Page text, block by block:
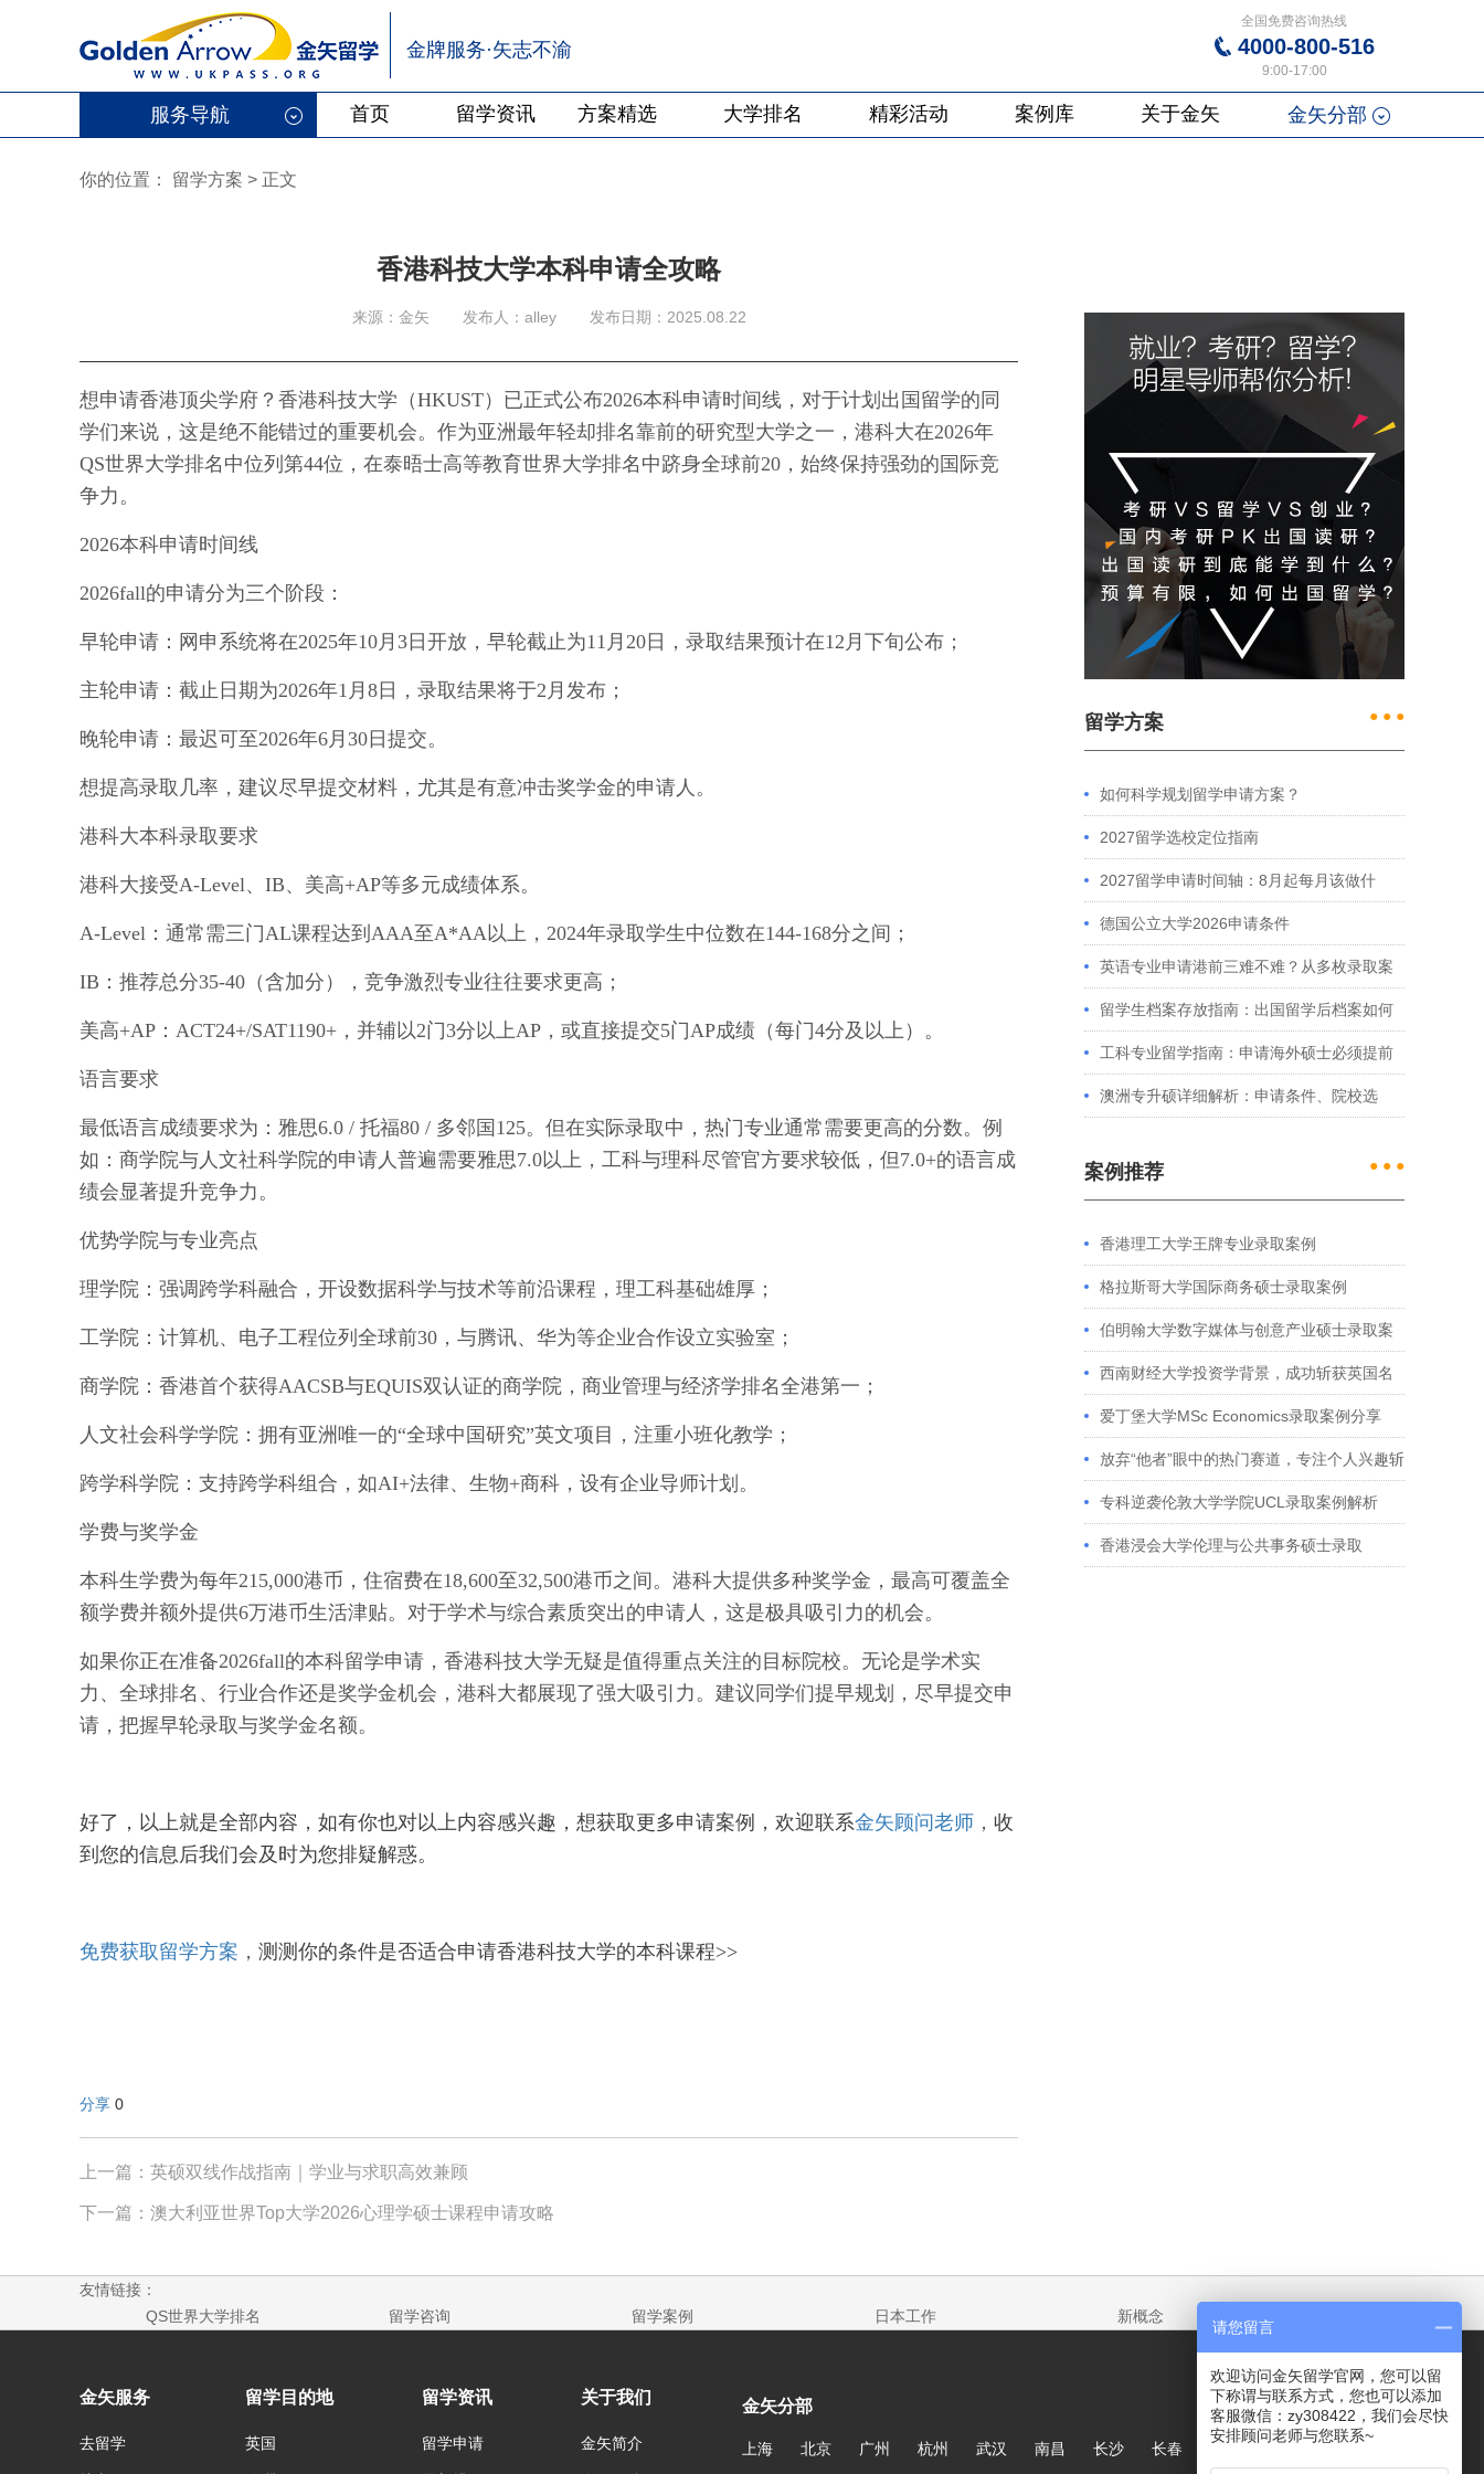
金牌服务·矢志不渝
全国免费咨询热线
4000-800-516
9:00-17:00
服务导航 首页 留学资讯 方案精选 大学排名 精彩活动 案例库 关于金矢 金矢分部
你的位置： 留学方案 > 正文
香港科技大学本科申请全攻略
来源：金矢 发布人：alley 发布日期：2025.08.22
想申请香港顶尖学府？香港科技大学（HKUST）已正式公布2026本科申请时间线，对于计划出国留学的同
学们来说，这是绝不能错过的重要机会。作为亚洲最年轻却排名靠前的研究型大学之一，港科大在2026年
QS世界大学排名中位列第44位，在泰晤士高等教育世界大学排名中跻身全球前20，始终保持强劲的国际竞
争力。
2026本科申请时间线
2026fall的申请分为三个阶段：
早轮申请：网申系统将在2025年10月3日开放，早轮截止为11月20日，录取结果预计在12月下旬公布；
主轮申请：截止日期为2026年1月8日，录取结果将于2月发布；
晚轮申请：最迟可至2026年6月30日提交。
想提高录取几率，建议尽早提交材料，尤其是有意冲击奖学金的申请人。
港科大本科录取要求
港科大接受A-Level、IB、美高+AP等多元成绩体系。
A-Level：通常需三门AL课程达到AAA至A*AA以上，2024年录取学生中位数在144-168分之间；
IB：推荐总分35-40（含加分），竞争激烈专业往往要求更高；
美高+AP：ACT24+/SAT1190+，并辅以2门3分以上AP，或直接提交5门AP成绩（每门4分及以上）。
语言要求
最低语言成绩要求为：雅思6.0 / 托福80 / 多邻国125。但在实际录取中，热门专业通常需要更高的分数。例
如：商学院与人文社科学院的申请人普遍需要雅思7.0以上，工科与理科尽管官方要求较低，但7.0+的语言成
绩会显著提升竞争力。
优势学院与专业亮点
理学院：强调跨学科融合，开设数据科学与技术等前沿课程，理工科基础雄厚；
工学院：计算机、电子工程位列全球前30，与腾讯、华为等企业合作设立实验室；
商学院：香港首个获得AACSB与EQUIS双认证的商学院，商业管理与经济学排名全港第一；
人文社会科学学院：拥有亚洲唯一的“全球中国研究”英文项目，注重小班化教学；
跨学科学院：支持跨学科组合，如AI+法律、生物+商科，设有企业导师计划。
学费与奖学金
本科生学费为每年215,000港币，住宿费在18,600至32,500港币之间。港科大提供多种奖学金，最高可覆盖全
额学费并额外提供6万港币生活津贴。对于学术与综合素质突出的申请人，这是极具吸引力的机会。
如果你正在准备2026fall的本科留学申请，香港科技大学无疑是值得重点关注的目标院校。无论是学术实
力、全球排名、行业合作还是奖学金机会，港科大都展现了强大吸引力。建议同学们提早规划，尽早提交申
请，把握早轮录取与奖学金名额。
好了，以上就是全部内容，如有你也对以上内容感兴趣，想获取更多申请案例，欢迎联系金矢顾问老师 ， 收
到您的信息后我们会及时为您排疑解惑。
免费获取留学方案 ， 测测你的条件是否适合申请香港科技大学的本科课程>>
分享 0
上一篇：英硕双线作战指南｜学业与求职高效兼顾
下一篇：澳大利亚世界Top大学2026心理学硕士课程申请攻略
留学方案 ● ● ●
如何科学规划留学申请方案？
2027留学选校定位指南
2027留学申请时间轴：8月起每月该做什
么？英、美、澳、港申请全攻略
德国公立大学2026申请条件
英语专业申请港前三难不难？从多枚录取案
例看港大、港中文申请要求
留学生档案存放指南：出国留学后档案如何
处理？留学服务中心常见问题解答
工科专业留学指南：申请海外硕士必须提前
准备的4件事
澳洲专升硕详细解析：申请条件、院校选
案例推荐 ● ● ●
香港理工大学王牌专业录取案例
格拉斯哥大学国际商务硕士录取案例
伯明翰大学数字媒体与创意产业硕士录取案
例 西南财经大学投资学背景，成功斩获英国名
校多份Offer
爱丁堡大学MSc Economics录取案例分享
放弃“他者”眼中的热门赛道，专注个人兴趣斩
获藤校offer｜成功跨专业申请经验分享
专科逆袭伦敦大学学院UCL录取案例解析
香港浸会大学伦理与公共事务硕士录取
友情链接：
QS世界大学排名
留学咨询 留学案例 日本工作 新概念
金矢服务
去留学
留学目的地
英国
留学资讯
留学申请
关于我们
金矢简介
金矢分部
上海 北京 广州 杭州 武汉 南昌 长沙 长春 哈尔滨 大连 郑州
请您留言
欢迎访问金矢留学官网，您可以留
下称谓与联系方式，您也可以添加
客服微信：zy308422，我们会尽快
安排顾问老师与您联系~